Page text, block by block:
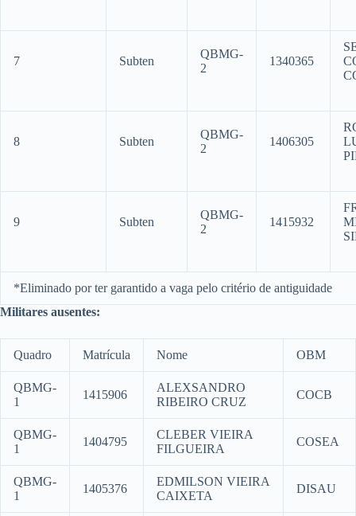
7 Subten
QBMG-
2
1340365
8 Subten
QBMG-
2
1406305
9 Subten
QBMG-
2
1415932
*Eliminado por ter garantido a vaga pelo critério de antiguidade
Militares ausentes:
Quadro Matrícula Nome OBM
QBMG-
1
1415906
ALEXSANDRO
RIBEIRO CRUZ
COCB
QBMG-
1
1404795
CLEBER VIEIRA
FILGUEIRA
COSEA
QBMG-
1
1405376
EDMILSON VIEIRA
CAIXETA
DISAU